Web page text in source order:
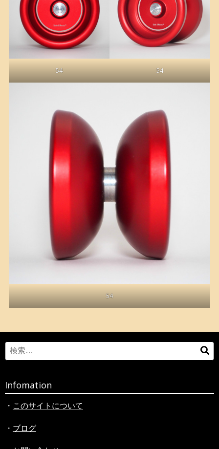
54 54
54
Search
for:
検
Infomation
・ このサイトについて
・ ブログ